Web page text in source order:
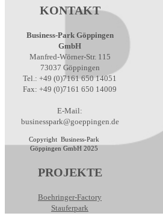
KONTAKT
Business-Park Göppingen
GmbH
Manfred-Wörner-Str. 115
73037 Göppingen
Tel.: +49 (0)7161 650 14051
Fax: +49 (0)7161 650 14009
E-Mail:
businesspark@goeppingen.de
Copyright Business-Park
Göppingen GmbH 2025
PROJEKTE
Boehringer-Factory
Stauferpark